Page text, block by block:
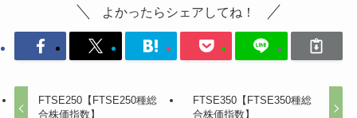
よかったらシェアしてね！
FTSE250【FTSE250種総
合株価指数】
FTSE350【FTSE350種総
合株価指数】